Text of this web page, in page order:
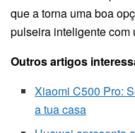
que a torna uma boa
pulseira inteligente com
Outros artigos
Xiaomi C500 Pro:
a tua casa